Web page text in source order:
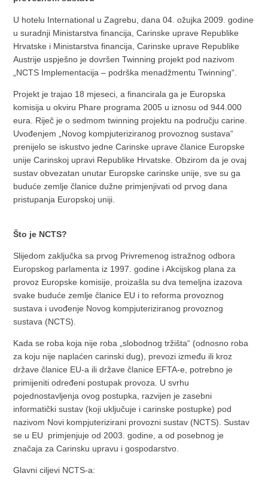
U hotelu International u Zagrebu, dana 04. ožujka 2009. godine
u suradnji Ministarstva financija, Carinske uprave Republike
Hrvatske i Ministarstva financija, Carinske uprave Republike
Austrije uspješno je dovršen Twinning projekt pod nazivom
„NCTS Implementacija – podrška menadžmentu Twinning“.
Projekt je trajao 18 mjeseci, a financirala ga je Europska
komisija u okviru Phare programa 2005 u iznosu od 944.000
eura. Riječ je o sedmom twinning projektu na području carine.
Uvođenjem „Novog kompjuteriziranog provoznog sustava“
prenijelo se iskustvo jedne Carinske uprave članice Europske
unije Carinskoj upravi Republike Hrvatske. Obzirom da je ovaj
sustav obvezatan unutar Europske carinske unije, sve su ga
buduće zemlje članice dužne primjenjivati od prvog dana
pristupanja Europskoj uniji.
Što je NCTS?
Slijedom zaključka sa prvog Privremenog istražnog odbora
Europskog parlamenta iz 1997. godine i Akcijskog plana za
provoz Europske komisije, proizašla su dva temeljna izazova
svake buduće zemlje članice EU i to reforma provoznog
sustava i uvođenje Novog kompjuteriziranog provoznog
sustava (NCTS).
Kada se roba koja nije roba „slobodnog tržišta“ (odnosno roba
za koju nije naplaćen carinski dug), prevozi između ili kroz
države članice EU-a ili države članice EFTA-e, potrebno je
primijeniti određeni postupak provoza. U svrhu
pojednostavljenja ovog postupka, razvijen je zasebni
informatički sustav (koji uključuje i carinske postupke) pod
nazivom Novi kompjuterizirani provozni sustav (NCTS). Sustav
se u EU primjenjuje od 2003. godine, a od posebnog je
značaja za Carinsku upravu i gospodarstvo.
Glavni ciljevi NCTS-a: